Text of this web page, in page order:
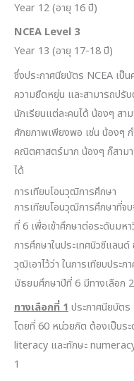
Year 12 (อายุ 16 ปี)
NCEA Level 3
Year 13 (อายุ 17-18 ปี)
ซึ่งประกาศนียบัตร NCEA เ
ความยืดหยุ่น และสามารถปรั
นักเรียนแต่ละคนได้ น้องๆ สา
ศักยภาพเพียงพอ เช่น น้องๆ
คณิตศาสตร์มาก น้องๆ ก็สาม
ได้
การเทียบโอนวุฒิการศึกษา
การเทียบโอนวุฒิการศึกษาที่จ
ที่ 6 เพื่อเข้าศึกษาต่อระดับมห
การศึกษาในประเทศนิวซีแลน
วุฒิเอาไว้ว่า ในการเทียบปร
มัธยมศึกษาปีที่ 6 มีทางเลือก
ทางเลือกที่ 1ประกาศนียบัต
โดยที่ 60 หน่วยกิต ต้องเป็นร
literacy และทักษะ
1